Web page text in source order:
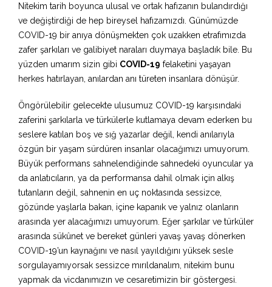
Nitekim tarih boyunca ulusal ve ortak hafızanın bulandırdığı
ve değiştirdiği de hep bireysel hafızamızdı. Günümüzde
COVID-19 bir anıya dönüşmekten çok uzakken etrafımızda
zafer şarkıları ve galibiyet naraları duymaya başladık bile. Bu
yüzden umarım sizin gibi COVID-19 felaketini yaşayan
herkes hatırlayan, anılardan anı türeten insanlara dönüşür.
Öngörülebilir gelecekte ulusumuz COVID-19 karşısındaki
zaferini şarkılarla ve türkülerle kutlamaya devam ederken bu
seslere katılan boş ve sığ yazarlar değil, kendi anılarıyla
özgün bir yaşam sürdüren insanlar olacağımızı umuyorum.
Büyük performans sahnelendiğinde sahnedeki oyuncular ya
da anlatıcıların, ya da performansa dahil olmak için alkış
tutanların değil, sahnenin en uç noktasında sessizce,
gözünde yaşlarla bakan, içine kapanık ve yalnız olanların
arasında yer alacağımızı umuyorum. Eğer şarkılar ve türküler
arasında sükûnet ve bereket günleri yavaş yavaş dönerken
COVID-19’un kaynağını ve nasıl yayıldığını yüksek sesle
sorgulayamıyorsak sessizce mırıldanalım, nitekim bunu
yapmak da vicdanımızın ve cesaretimizin bir göstergesi.